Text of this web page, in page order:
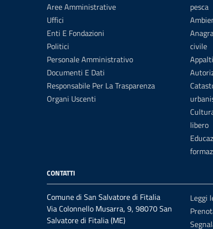
Aree Amministrative
Uffici
Enti E Fondazioni
Politici
Personale Amministrativo
Documenti E Dati
Responsabile Per La Trasparenza
Organi Uscenti
pesca
civile
libero
CONTATTI
Comune di San Salvatore di Fitalia
Via Colonnello Musarra, 9, 98070 San
Salvatore di Fitalia (ME)
Leggi